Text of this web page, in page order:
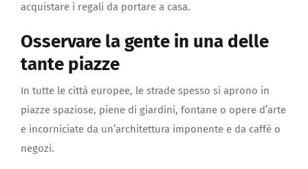
acquistare i regali da portare a casa.
Osservare la gente in una delle
tante piazze
In tutte le città europee, le strade spesso si aprono in
piazze spaziose, piene di giardini, fontane o opere d’arte
e incorniciate da un’architettura imponente e da caffè o
negozi.